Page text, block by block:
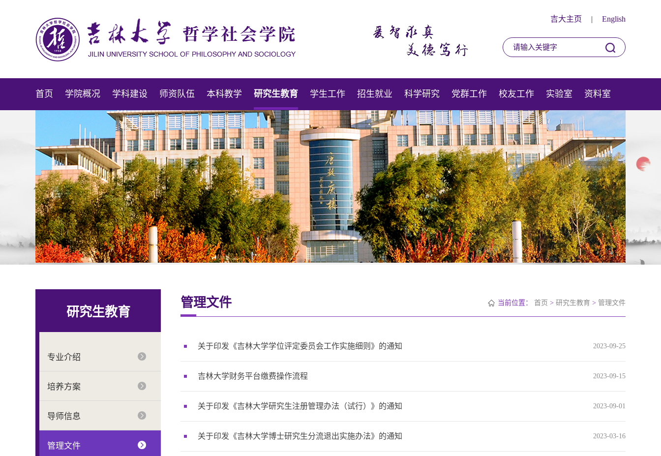
吉大主页 | English
首页 学院概况 学科建设 师资队伍 本科教学 研究生教育 学生工作 招生就业 科学研究 党群工作 校友工作 实验室 资料室
研究生教育
专业介绍
培养方案
导师信息
管理文件
管理文件 当前位置： 首页 > 研究生教育 > 管理文件
关于印发《吉林大学学位评定委员会工作实施细则》的通知 2023-09-25
吉林大学财务平台缴费操作流程 2023-09-15
关于印发《吉林大学研究生注册管理办法（试行）》的通知 2023-09-01
关于印发《吉林大学博士研究生分流退出实施办法》的通知 2023-03-16